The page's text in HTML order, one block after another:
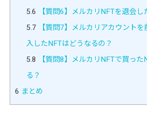
5.6 【質問6】メルカリNFTを退会し
5.7 【質問7】メルカリアカウント
入したNFTはどうなるの？
5.8 【質問8】メルカリNFTで買った
る？
6 まとめ